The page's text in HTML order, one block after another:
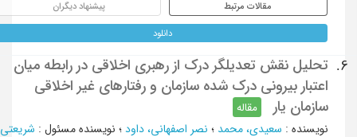
مقالات مرتبط پیشنهاد دیگران
دانلود
6.
تحلیل نقش تعدیلگر درک از رهبری اخلاقی در رابطه میان
اعتبار بیرونی درک شده سازمان و رفتارهای غیر اخلاقی
سازمان یار
مقاله
نویسنده: سعیدی، محمد؛ نصر اصفهانی، داود؛ نویسنده مسئول : شریعتی